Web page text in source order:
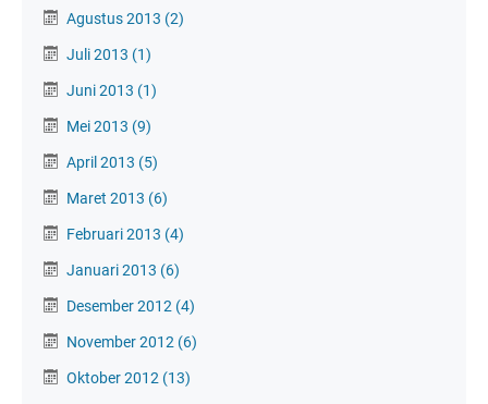
Agustus 2013 (2)
Juli 2013 (1)
Juni 2013 (1)
Mei 2013 (9)
April 2013 (5)
Maret 2013 (6)
Februari 2013 (4)
Januari 2013 (6)
Desember 2012 (4)
November 2012 (6)
Oktober 2012 (13)